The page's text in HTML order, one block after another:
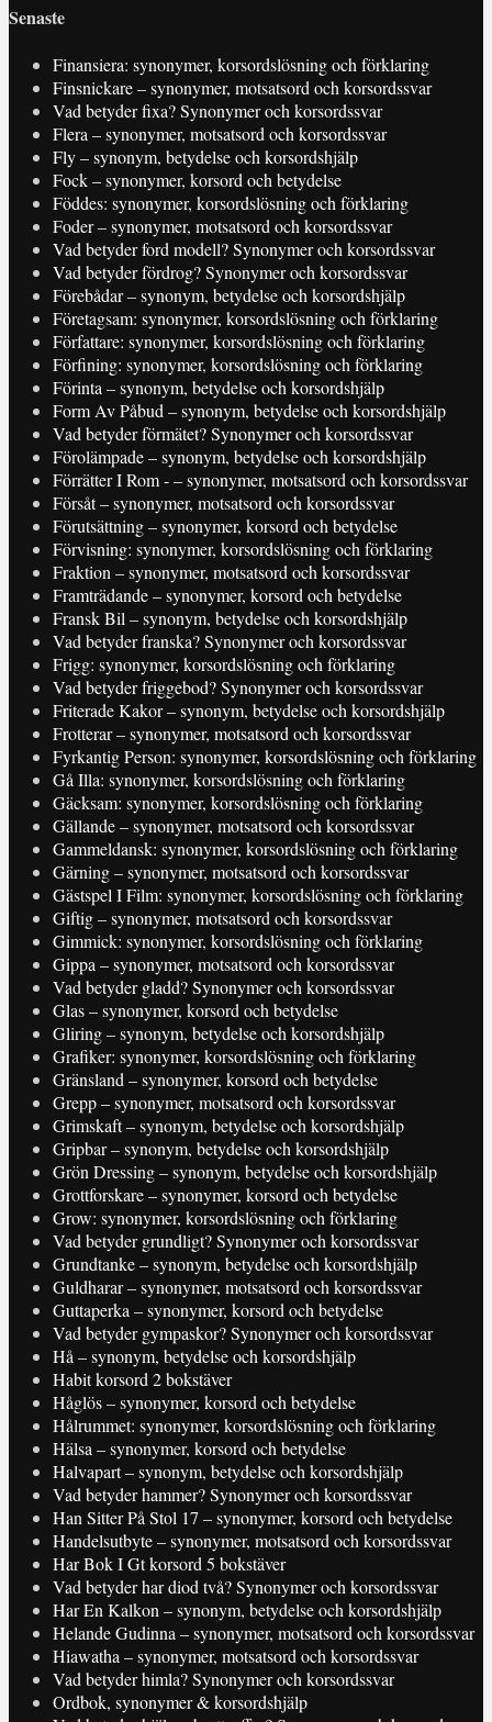
Senaste
Finansiera: synonymer, korsordslösning och förklaring
Finsnickare – synonymer, motsatsord och korsordssvar
Vad betyder fixa? Synonymer och korsordssvar
Flera – synonymer, motsatsord och korsordssvar
Fly – synonym, betydelse och korsordshjälp
Fock – synonymer, korsord och betydelse
Föddes: synonymer, korsordslösning och förklaring
Foder – synonymer, motsatsord och korsordssvar
Vad betyder ford modell? Synonymer och korsordssvar
Vad betyder fördrog? Synonymer och korsordssvar
Förebådar – synonym, betydelse och korsordshjälp
Företagsam: synonymer, korsordslösning och förklaring
Författare: synonymer, korsordslösning och förklaring
Förfining: synonymer, korsordslösning och förklaring
Förinta – synonym, betydelse och korsordshjälp
Form Av Påbud – synonym, betydelse och korsordshjälp
Vad betyder förmätet? Synonymer och korsordssvar
Förolämpade – synonym, betydelse och korsordshjälp
Förrätter I Rom - – synonymer, motsatsord och korsordssvar
Försåt – synonymer, motsatsord och korsordssvar
Förutsättning – synonymer, korsord och betydelse
Förvisning: synonymer, korsordslösning och förklaring
Fraktion – synonymer, motsatsord och korsordssvar
Framträdande – synonymer, korsord och betydelse
Fransk Bil – synonym, betydelse och korsordshjälp
Vad betyder franska? Synonymer och korsordssvar
Frigg: synonymer, korsordslösning och förklaring
Vad betyder friggebod? Synonymer och korsordssvar
Friterade Kakor – synonym, betydelse och korsordshjälp
Frotterar – synonymer, motsatsord och korsordssvar
Fyrkantig Person: synonymer, korsordslösning och förklaring
Gå Illa: synonymer, korsordslösning och förklaring
Gäcksam: synonymer, korsordslösning och förklaring
Gällande – synonymer, motsatsord och korsordssvar
Gammeldansk: synonymer, korsordslösning och förklaring
Gärning – synonymer, motsatsord och korsordssvar
Gästspel I Film: synonymer, korsordslösning och förklaring
Giftig – synonymer, motsatsord och korsordssvar
Gimmick: synonymer, korsordslösning och förklaring
Gippa – synonymer, motsatsord och korsordssvar
Vad betyder gladd? Synonymer och korsordssvar
Glas – synonymer, korsord och betydelse
Gliring – synonym, betydelse och korsordshjälp
Grafiker: synonymer, korsordslösning och förklaring
Gränsland – synonymer, korsord och betydelse
Grepp – synonymer, motsatsord och korsordssvar
Grimskaft – synonym, betydelse och korsordshjälp
Gripbar – synonym, betydelse och korsordshjälp
Grön Dressing – synonym, betydelse och korsordshjälp
Grottforskare – synonymer, korsord och betydelse
Grow: synonymer, korsordslösning och förklaring
Vad betyder grundligt? Synonymer och korsordssvar
Grundtanke – synonym, betydelse och korsordshjälp
Guldharar – synonymer, motsatsord och korsordssvar
Guttaperka – synonymer, korsord och betydelse
Vad betyder gympaskor? Synonymer och korsordssvar
Hå – synonym, betydelse och korsordshjälp
Habit korsord 2 bokstäver
Håglös – synonymer, korsord och betydelse
Hålrummet: synonymer, korsordslösning och förklaring
Hälsa – synonymer, korsord och betydelse
Halvapart – synonym, betydelse och korsordshjälp
Vad betyder hammer? Synonymer och korsordssvar
Han Sitter På Stol 17 – synonymer, korsord och betydelse
Handelsutbyte – synonymer, motsatsord och korsordssvar
Har Bok I Gt korsord 5 bokstäver
Vad betyder har diod två? Synonymer och korsordssvar
Har En Kalkon – synonym, betydelse och korsordshjälp
Helande Gudinna – synonymer, motsatsord och korsordssvar
Hiawatha – synonymer, motsatsord och korsordssvar
Vad betyder himla? Synonymer och korsordssvar
Ordbok, synonymer & korsordshjälp